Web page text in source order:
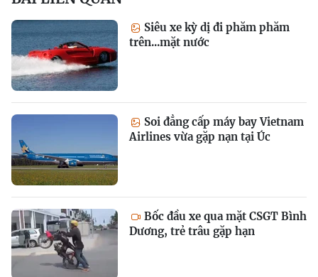
Siêu xe kỳ dị đi phăm phăm
trên...mặt nước
Soi đẳng cấp máy bay Vietnam
Airlines vừa gặp nạn tại Úc
Bốc đầu xe qua mặt CSGT Bình
Dương, trẻ trâu gặp hạn